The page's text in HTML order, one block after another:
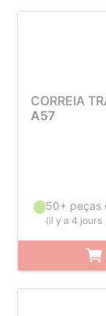
CORREIA
A57
50+ peças
(il y a 4 jours